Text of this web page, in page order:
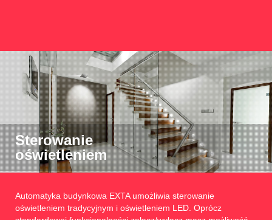
Sterowanie
oświetleniem
Automatyka budynkowa EXTA umożliwia sterowanie
oświetleniem tradycyjnym i oświetleniem LED. Oprócz